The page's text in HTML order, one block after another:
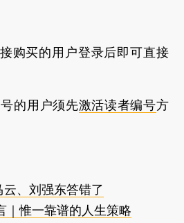
购买的用户登录后即可直接
的用户须先激活读者编号方
、刘强东答错了
｜惟一靠谱的人生策略